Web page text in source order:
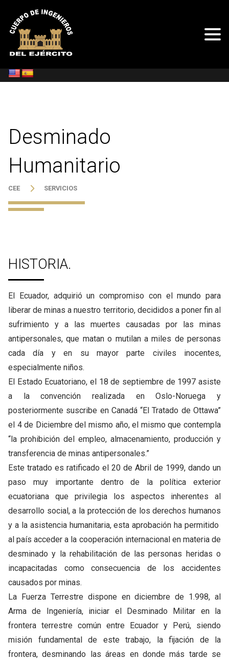
Desminado
Humanitario
CEE SERVICIOS
HISTORIA.
El Ecuador, adquirió un compromiso con el mundo para
liberar de minas a nuestro territorio, decididos a poner fin al
sufrimiento y a las muertes causadas por las minas
antipersonales, que matan o mutilan a miles de personas
cada día y en su mayor parte civiles inocentes,
especialmente niños.
El Estado Ecuatoriano, el 18 de septiembre de 1997 asiste
a la convención realizada en Oslo-Noruega y
posteriormente suscribe en Canadá “El Tratado de Ottawa”
el 4 de Diciembre del mismo año, el mismo que contempla
“la prohibición del empleo, almacenamiento, producción y
transferencia de minas antipersonales.”
Este tratado es ratificado el 20 de Abril de 1999, dando un
paso muy importante dentro de la política exterior
ecuatoriana que privilegia los aspectos inherentes al
desarrollo social, a la protección de los derechos humanos
y a la asistencia humanitaria, esta aprobación ha permitido
al país acceder a la cooperación internacional en materia de
desminado y la rehabilitación de las personas heridas o
incapacitadas como consecuencia de los accidentes
causados por minas.
La Fuerza Terrestre dispone en diciembre de 1.998, al
Arma de Ingeniería, iniciar el Desminado Militar en la
frontera terrestre común entre Ecuador y Perú, siendo
misión fundamental de este trabajo, la fijación de la
frontera, desminando las áreas en donde más tarde se